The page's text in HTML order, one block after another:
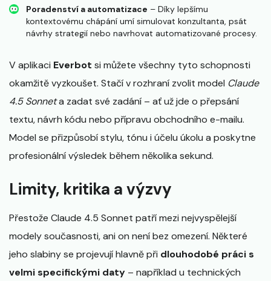
Poradenství a automatizace – Díky lepšímu
kontextovému chápání umí simulovat konzultanta, psát
návrhy strategií nebo navrhovat automatizované procesy.
V aplikaci Everbot si můžete všechny tyto schopnosti
okamžitě vyzkoušet. Stačí v rozhraní zvolit model Claude
4.5 Sonneta zadat své zadání – ať už jde o přepsání
textu, návrh kódu nebo přípravu obchodního e-mailu.
Model se přizpůsobí stylu, tónu i účelu úkolu a poskytne
profesionální výsledek během několika sekund.
Limity, kritika a výzvy
Přestože Claude 4.5 Sonnet patří mezi nejvyspělejší
modely současnosti, ani on není bez omezení. Některé
jeho slabiny se projevují hlavně při dlouhodobé práci s
velmi specifickými daty – například u technických